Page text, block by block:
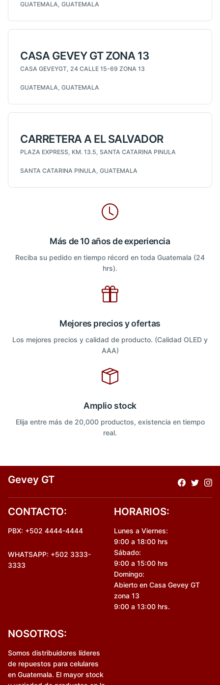
GUATEMALA, GUATEMALA
CASA GEVEY GT ZONA 13
CASA GEVEYGT, 24 CALLE 15-69 ZONA 13
GUATEMALA, GUATEMALA
CARRETERA A EL SALVADOR
PLAZA EXPRESS, KM. 13.5, SANTA CATARINA PINULA
SANTA CATARINA PINULA, GUATEMALA
Más de 10 años de experiencia
Reciba su pedido en tiempo récord en toda Guatemala (24
hrs).
Mejores precios y ofertas
Los mejores precios y calidad de producto. (Calidad OLED y
AAA)
Amplio stock
Elija entre más de 20,000 productos, existencia en tiempo
real.
Gevey GT
CONTACTO:
PBX: +502 4444-4444
WHATSAPP: +502 3333-
3333
HORARIOS:
Lunes a Viernes:
9:00 a 18:00 hrs
Sábado:
9:00 a 15:00 hrs
Domingo:
Abierto en Casa Gevey GT
zona 13
9:00 a 13:00 hrs.
NOSOTROS:
Somos distribuidores líderes
de repuestos para celulares
en Guatemala. El mayor stock